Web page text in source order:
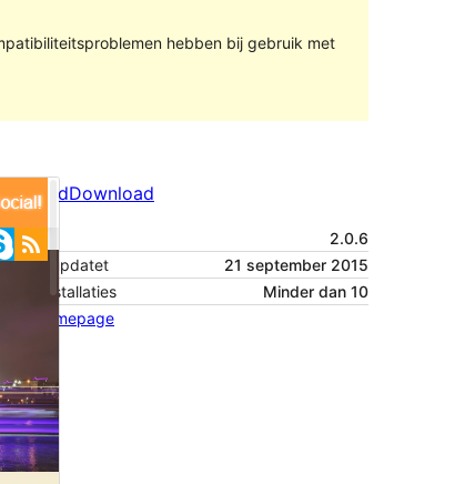
hebben bij gebruik met
Download
2.0.6
geüpdatet
21 september 2015
installaties
Minder dan 10
homepage